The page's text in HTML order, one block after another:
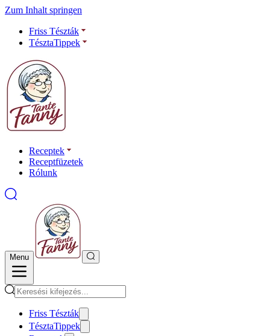
Zum Inhalt springen
Friss Tészták
TésztaTippek
Receptek
Receptfüzetek
Rólunk
Menu
Friss Tészták
TésztaTippek